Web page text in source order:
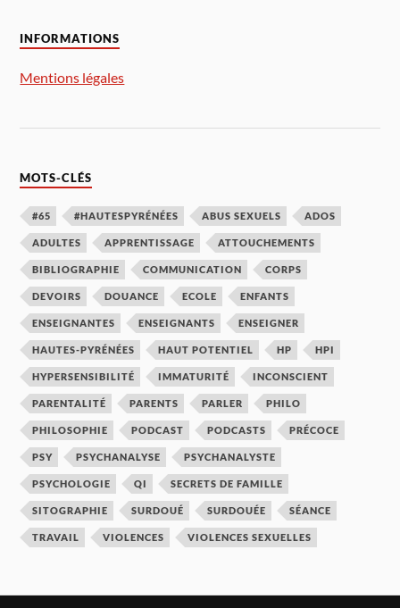
INFORMATIONS
Mentions légales
MOTS-CLÉS
#65 #HAUTESPYRÉNÉES ABUS SEXUELS ADOS
ADULTES APPRENTISSAGE ATTOUCHEMENTS
BIBLIOGRAPHIE COMMUNICATION CORPS
DEVOIRS DOUANCE ECOLE ENFANTS
ENSEIGNANTES ENSEIGNANTS ENSEIGNER
HAUTES-PYRÉNÉES HAUT POTENTIEL HP HPI
HYPERSENSIBILITÉ IMMATURITÉ INCONSCIENT
PARENTALITÉ PARENTS PARLER PHILO
PHILOSOPHIE PODCAST PODCASTS PRÉCOCE
PSY PSYCHANALYSE PSYCHANALYSTE
PSYCHOLOGIE QI SECRETS DE FAMILLE
SITOGRAPHIE SURDOUÉ SURDOUÉE SÉANCE
TRAVAIL VIOLENCES VIOLENCES SEXUELLES